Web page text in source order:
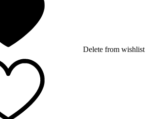
Delete from wishlist